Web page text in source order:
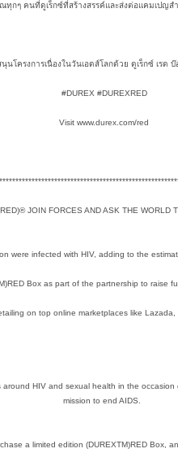
ทุกๆ คนที่ดูเร็กซ์ที่สร้างสรรค์และส่งต่อแคมเปญส
นโครงการเนื่องในวันเอดส์โลกด้วย ดูเร็กซ์ เรด
#DUREX #DUREXRED
Visit www.durex.com/red
JOIN FORCES AND ASK THE WORLD
infected with HIV, adding to the
Box as part of the partnership to raise
on top online marketplaces like Lazada,
HIV and sexual health in the
mission to end AIDS.
a limited edition (DUREXTM)RED Box,